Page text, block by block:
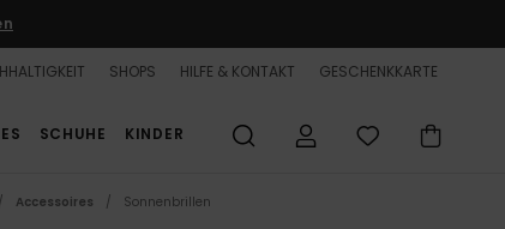
SHOPS HILFE & KONTAKT GESCHENKKARTE
SCHUHE KINDER
Accessoires Sonnenbrillen